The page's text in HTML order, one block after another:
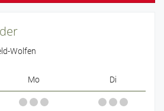
Wolfen
Mo Di